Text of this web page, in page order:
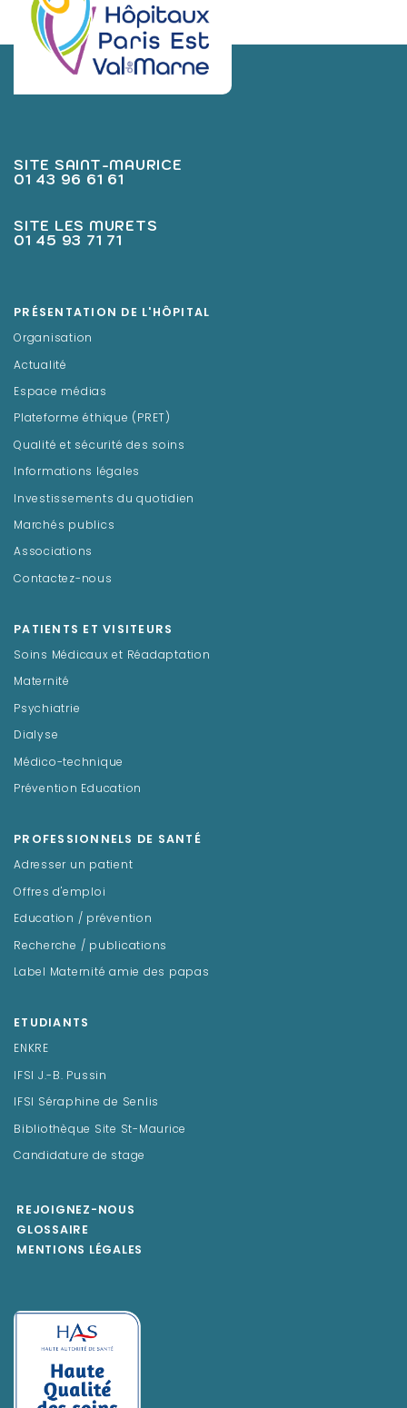
SITE SAINT-MAURICE
01 43 96 61 61
SITE LES MURETS
01 45 93 71 71
PRÉSENTATION DE L'HÔPITAL
Organisation
Actualité
Espace médias
Plateforme éthique (PRET)
Qualité et sécurité des soins
Informations légales
Investissements du quotidien
Marchés publics
Associations
Contactez-nous
PATIENTS ET VISITEURS
Soins Médicaux et Réadaptation
Maternité
Psychiatrie
Dialyse
Médico-technique
Prévention Education
PROFESSIONNELS DE SANTÉ
Adresser un patient
Offres d'emploi
Education / prévention
Recherche / publications
Label Maternité amie des papas
ETUDIANTS
ENKRE
IFSI J.-B. Pussin
IFSI Séraphine de Senlis
Bibliothèque Site St-Maurice
Candidature de stage
REJOIGNEZ-NOUS
GLOSSAIRE
MENTIONS LÉGALES